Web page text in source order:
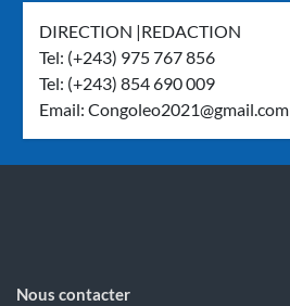
DIRECTION |REDACTION
Tel: (+243) 975 767 856
Tel: (+243) 854 690 009
Email:Congoleo2021@gmail.com
Nous contacter